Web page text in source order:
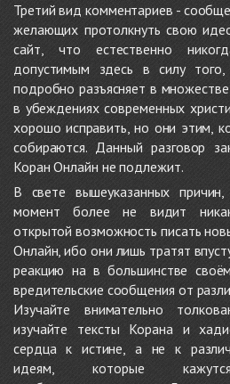
Третий вид комментариев -
желающих протолкнуть свою
сайт, что естественно
допустимым здесь в силу
подробно разъясняет в
в убеждениях современных
хорошо исправить, но они этим,
собираются. Данный разговор
Коран Онлайн не подлежит.
В свете вышеуказанных
момент более не видит
открытой возможность писать
Онлайн, ибо они лишь тратят
реакцию на в большинстве
вредительские сообщения от
Изучайте внимательно
изучайте тексты Корана и
сердца к истине, а не к
идеям, которые кажутся